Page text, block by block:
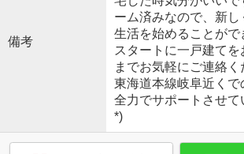
備考
ーム済みなので、新
生活を始めることが
スタートに一戸建て
までお気軽にご連絡
東海道本線岐阜近くで
全力でサポートさせ
*)